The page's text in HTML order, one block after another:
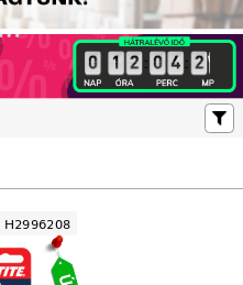
: :
H2996208